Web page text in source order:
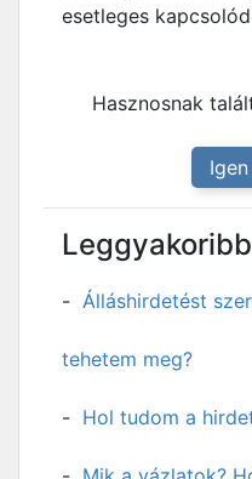
esetleges
Hasznosnak
Igen
Álláshirdetést
tehetem meg?
Hol tudom a